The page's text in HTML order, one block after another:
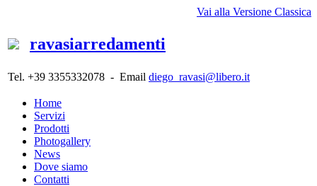
Vai alla Versione Classica
ravasiarredamenti
Tel. +39 3355332078 - Email diego_ravasi@libero.it
Home
Servizi
Prodotti
Photogallery
News
Dove siamo
Contatti